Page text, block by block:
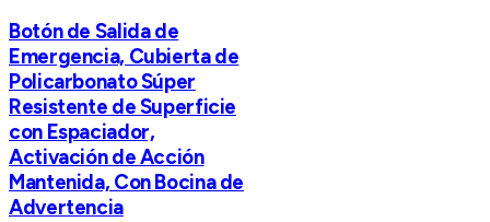
Botón de Salida de
Emergencia, Cubierta de
Policarbonato Súper
Resistente de Superficie
con Espaciador,
Activación de Acción
Mantenida, Con Bocina de
Advertencia